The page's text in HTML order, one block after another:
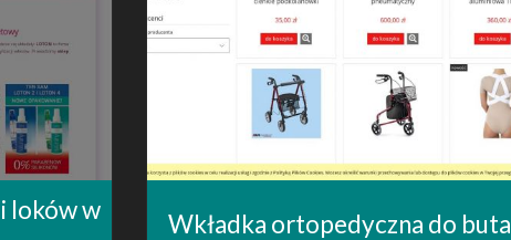
loków w
Wkładka ortopedyczna do buta